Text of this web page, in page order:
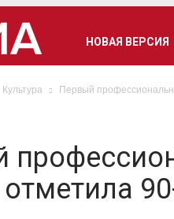
НОВАЯ ВЕРСИЯ
Культура Первый
отметила